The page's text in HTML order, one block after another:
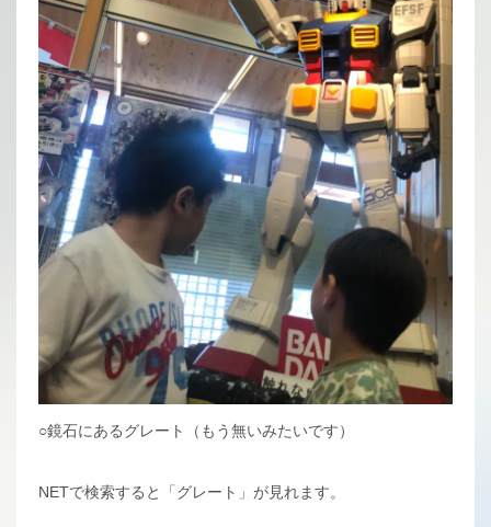
○鏡石にあるグレート（もう無いみたいです）
NETで検索すると「グレート」が見れます。